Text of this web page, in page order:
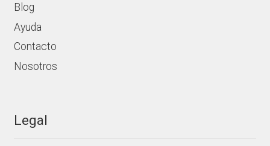
Blog
Ayuda
Contacto
Nosotros
Legal